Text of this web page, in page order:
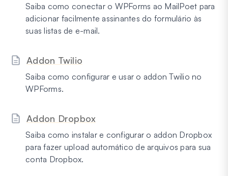
Saiba como conectar o WPForms ao MailPoet para
adicionar facilmente assinantes do formulário às
suas listas de e-mail.
Addon Twilio
Saiba como configurar e usar o addon Twilio no
WPForms.
Addon Dropbox
Saiba como instalar e configurar o addon Dropbox
para fazer upload automático de arquivos para sua
conta Dropbox.